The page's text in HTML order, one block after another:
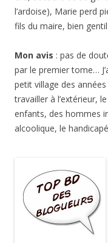
l’ardoise), Marie perd
fils du maire, bien
Mon avis : pas de
par le premier tome…
petit village des
travailler à l’extérieur,
enfants, des hommes
alcoolique, le